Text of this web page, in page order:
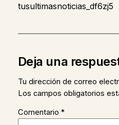
tusultimasnoticias_df6zj5
Deja una
Tu dirección de correo
Los campos obligatorios
Comentario *